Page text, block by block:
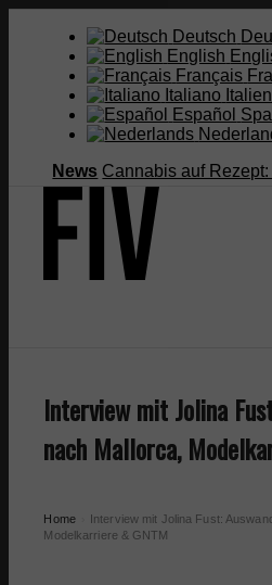
Deutsch
English
Français
Italiano
Español
News Cannabis auf Rezept:
Menü Menü
Interview mit Jolina
nach Mallorca,
Home
Interview mit Jolina Fust:
Modelkarriere & GNTM